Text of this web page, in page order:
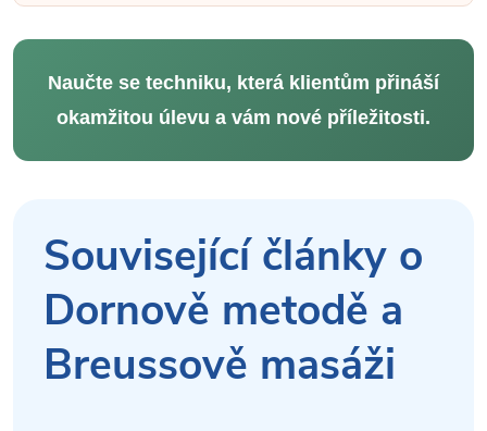
Naučte se techniku, která klientům přináší
okamžitou úlevu a vám nové příležitosti.
Související články o
Dornově metodě a
Breussově masáži